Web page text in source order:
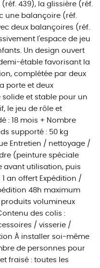
439), la glissière (réf.
une balançoire (réf.
deux balançoires (réf.
l'espace de jeu
Un design ouvert
étable favorisant la
complétée par deux
porte et deux
et stable pour un
le jeu de rôle et
: 18 mois + Nombre
supporté : 50 kg
Entretien / nettoyage /
(peinture spéciale
avant utilisation, puis
an offert Expédition /
48h maximum
produits volumineux
des colis :
/ visserie /
À installer soi-même
de personnes pour
fraisé : toutes les